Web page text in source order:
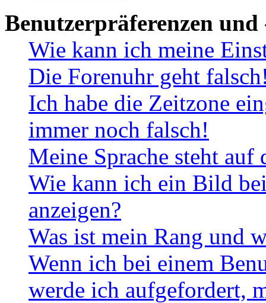
Benutzerpräferenzen und
Wie kann ich meine
Die Forenuhr geht
Ich habe die Zeitzone
immer noch falsch!
Meine Sprache steht
Wie kann ich ein Bild
anzeigen?
Was ist mein Rang und
Wenn ich bei einem
werde ich aufgefordert,